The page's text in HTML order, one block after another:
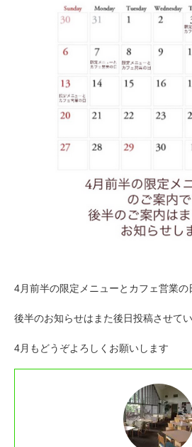
4月前半の限定メニューとカフェ営業の
後半のお知らせはまた後日投稿させて
4月もどうぞよろしくお願いします